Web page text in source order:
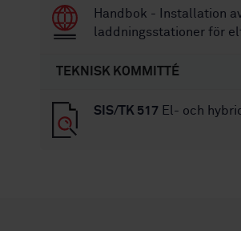
Handbok - Installation
laddningsstationer för
TEKNISK KOMMITTÉ
SIS/TK 517 El- och